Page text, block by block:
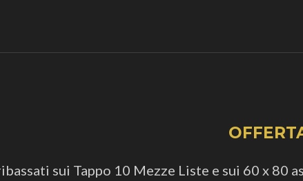
sui Tappo 10 Mezze Liste e sui 60 x 80